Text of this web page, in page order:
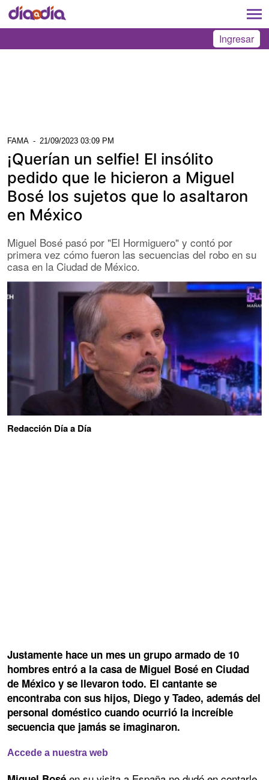
Ingresar
FAMA - 21/09/2023 03:09 PM
¡Querían un selfie! El insólito
pedido que le hicieron a Miguel
Bosé los sujetos que lo asaltaron
en México
Miguel Bosé pasó por "El Hormiguero" y contó por
primera vez cómo fueron las secuencias del robo en su
casa en la Ciudad de México.
Redacción Día a Día
Justamente hace un mes un grupo armado de 10
hombres entró a la casa de Miguel Bosé en Ciudad
de México y se llevaron todo. El cantante se
encontraba con sus hijos, Diego y Tadeo, además del
personal doméstico cuando ocurrió la increíble
secuencia que jamás se imaginaron.
Accede a nuestra web